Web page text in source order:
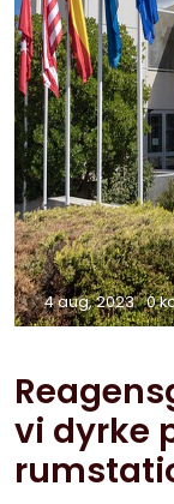
4 aug, 2023 0
vi dyrke